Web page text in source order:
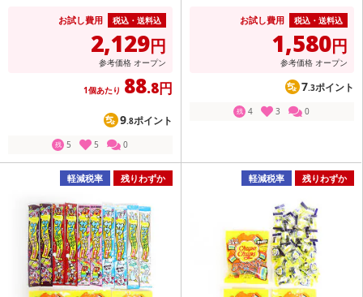
お試し費用 税込・送料込
2,129円
参考価格 オープン
1個あたり 88.8円
9.8ポイント
残 5 5 0
お試し費用 税込・送料込
1,580円
参考価格 オープン
7.3ポイント
残 4 3 0
軽減税率 残りわずか 軽減税率 残りわずか